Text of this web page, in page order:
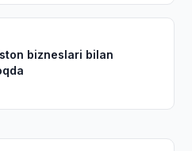
bizneslari bilan